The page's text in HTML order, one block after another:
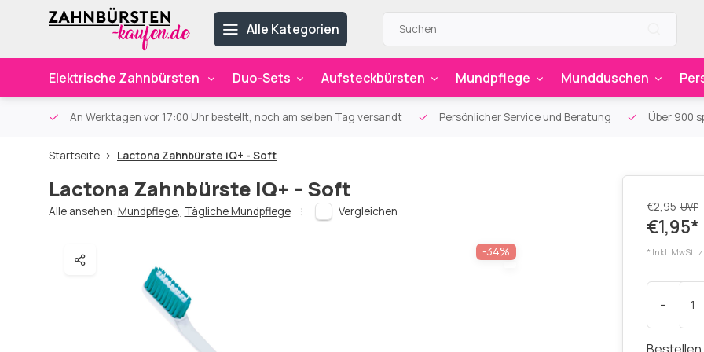
Alle Kategorien
Elektrische Zahnbürsten Duo-Sets Aufsteckbürsten Mundpflege Mundduschen
An Werktagen vor 17:00 Uhr bestellt, noch am selben Tag versandt Persönlicher Service und Beratung Über 900
Startseite Lactona Zahnbürste iQ+ - Soft
Lactona Zahnbürste iQ+ - Soft
Alle ansehen: Mundpflege, Tägliche Mundpflege Vergleichen
-34%
€2,95UVP
€1,95*
* Inkl. MwSt.
-